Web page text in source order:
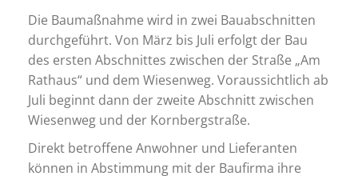
Die Baumaßnahme wird in zwei Bauabschnitten
durchgeführt. Von März bis Juli erfolgt der Bau
des ersten Abschnittes zwischen der Straße „Am
Rathaus“ und dem Wiesenweg. Voraussichtlich ab
Juli beginnt dann der zweite Abschnitt zwischen
Wiesenweg und der Kornbergstraße.
Direkt betroffene Anwohner und Lieferanten
können in Abstimmung mit der Baufirma ihre